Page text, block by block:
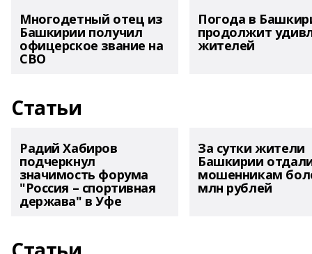
Многодетный отец из
Башкирии получил
офицерское звание на
СВО
Погода в
продолжит
жителей
Статьи
Радий Хабиров
подчеркнул
значимость форума
"Россия – спортивная
держава" в Уфе
За сутки жители
Башкирии
мошенникам
млн рублей